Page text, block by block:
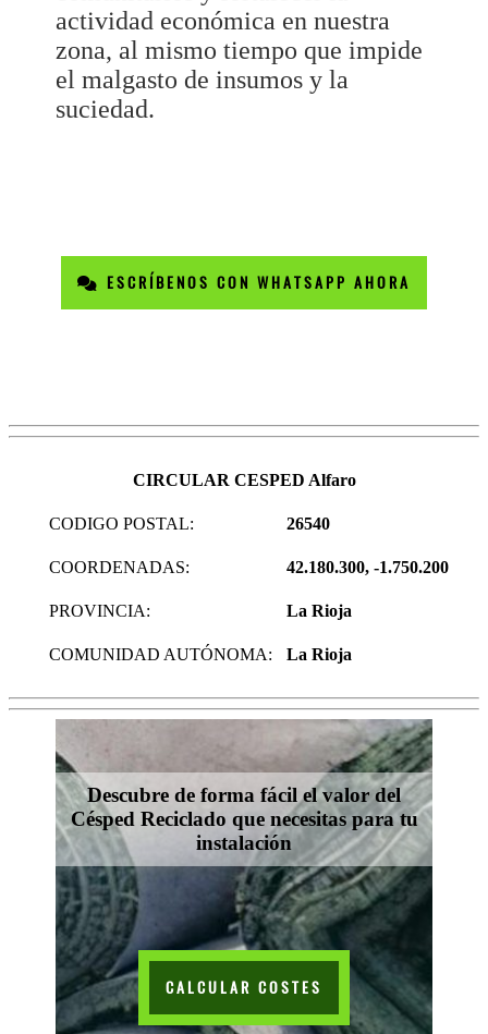
actividad económica en nuestra
zona, al mismo tiempo que impide
el malgasto de insumos y la
suciedad.
ESCRÍBENOS CON WHATSAPP AHORA
CIRCULAR CESPED Alfaro
CODIGO POSTAL: 26540
COORDENADAS: 42.180.300, -1.750.200
PROVINCIA: La Rioja
COMUNIDAD AUTÓNOMA: La Rioja
Descubre de forma fácil el valor del
Césped Reciclado que necesitas para tu
instalación
CALCULAR COSTES